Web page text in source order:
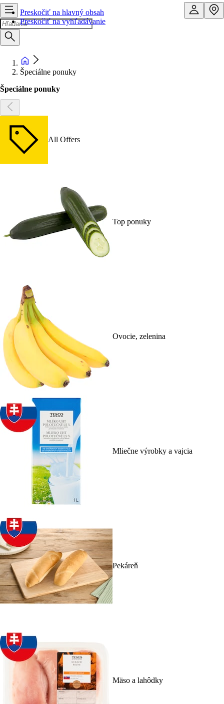
Preskočiť na hlavný obsah
Preskočiť na vyhľadávanie
Špeciálne ponuky
Špeciálne ponuky
All Offers
Top ponuky
Ovocie, zelenina
Mliečne výrobky a vajcia
Pekáreň
Mäso a lahôdky